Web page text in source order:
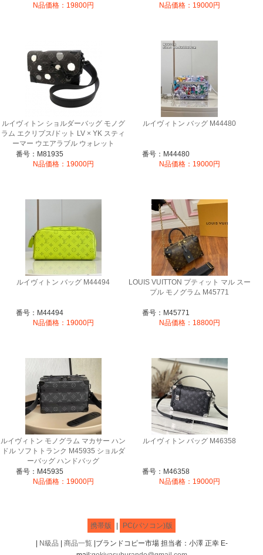
N品価格：19800円
N品価格：19000円
ルイヴィトン ショルダーバッグ モノグ
ラム エクリプス/ドット LV × YK スティ
ーマー ウエアラブル ウォレット
M81935
番号：M81935
N品価格：19000円
ルイヴィトン バッグ M44480
番号：M44480
N品価格：19000円
ルイヴィトン バッグ M44494
番号：M44494
N品価格：19000円
LOUIS VUITTON プティット マル スー
プル モノグラム M45771
番号：M45771
N品価格：18800円
ルイヴィトン モノグラム マカサー ハン
ドル ソフトトランク M45935 ショルダ
ーバッグ ハンドバッグ
番号：M45935
N品価格：19000円
ルイヴィトン バッグ M46358
番号：M46358
N品価格：19000円
携帯版 | PC(パソコン)版
| N級品 | 商品一覧|ブランドコピー市場 担当者：小澤 正幸 E-